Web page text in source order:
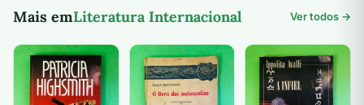
Mais emLiteratura Internacional Ver todos →